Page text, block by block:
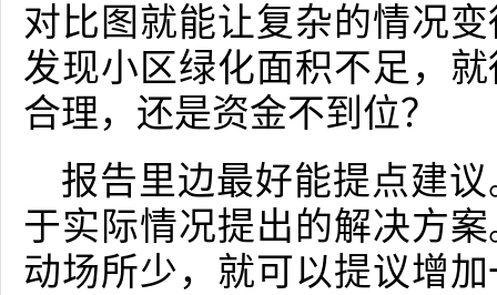
对比图就能让复杂的情况
发现小区绿化面积不足，
合理，还是资金不到位？
报告里边最好能提点建
于实际情况提出的解决方
动场所少，就可以提议增